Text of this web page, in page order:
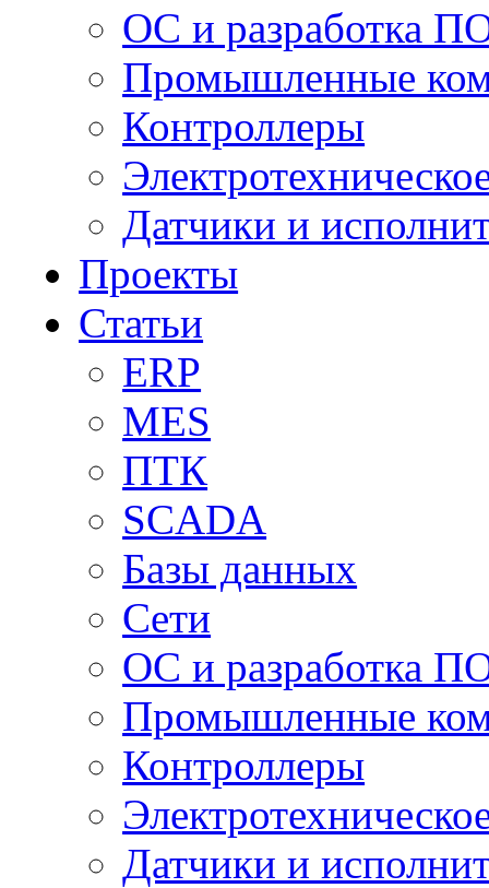
ОС и разработка
Промышленные
Контроллеры
Датчики и
Проекты
Статьи
ERP
MES
ПТК
SCADA
Базы данных
Сети
ОС и разработка
Промышленные
Контроллеры
Датчики и